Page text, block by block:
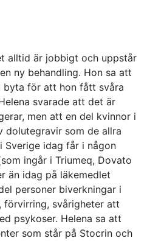
alltid är jobbigt och uppstår
ny behandling. Hon sa att
för att hon fått svåra
svarade att det är
men att en del kvinnor i
dolutegravir som de allra
Sverige idag får i någon
ingår i Triumeq, Dovato
än idag på läkemedlet
personer biverkningar i
förvirring, svårigheter att
psykoser. Helena sa att
som står på Stocrin och